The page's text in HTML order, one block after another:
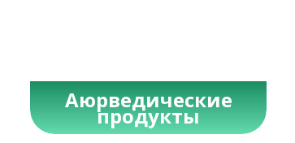
Аюрведические
продукты